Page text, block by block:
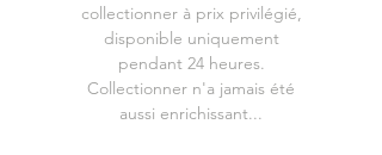
collectionner à prix privilégié,
disponible uniquement
pendant 24 heures.
Collectionner n'a jamais été
aussi enrichissant...